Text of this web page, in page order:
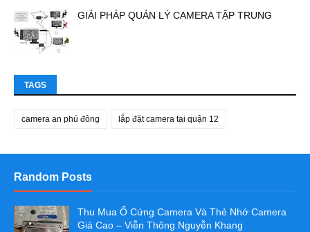
GIẢI PHÁP QUẢN LÝ CAMERA TẬP TRUNG
TAGS
camera an phú đông lắp đặt camera tại quận 12
Random Posts
Thu Mua Ổ Cứng Camera Và Thẻ Nhớ Camera
Giá Cao – Viễn Thông Nguyễn Khang